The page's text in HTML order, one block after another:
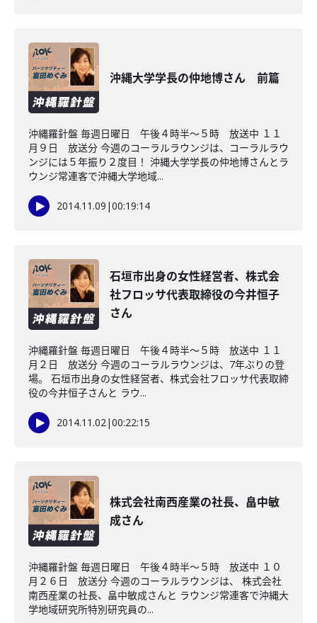
沖縄大学学長の仲地博さん 前篇
沖縄羅針盤 毎週日曜日 午後４時半～５時 放送中 １１
月９日 放送分 今週のコーラルラウンジは、コーラルラウ
ンジには５年振り２度目！ 沖縄大学学長の仲地博さんとラ
ウンジ常連客で沖縄大学地域...
2014.11.09 |00:19:14
石垣市出身の女性経営者、株式会
社フロッサ代表取締役の今井恒子
さん
沖縄羅針盤 毎週日曜日 午後４時半～５時 放送中 １１
月２日 放送分 今週のコーラルラウンジは、7年ぶりの登
場。 石垣市出身の女性経営者、株式会社フロッサ代表取締
役の今井恒子さんと ラウ...
2014.11.02|00:22:15
株式会社南西産業の社長、畠中敏
成さん
沖縄羅針盤 毎週日曜日 午後４時半～５時 放送中 １０
月２６日 放送分 今週のコーラルラウンジは、 株式会社
南西産業の社長、畠中敏成さんと ラウンジ常連客で沖縄大
学地域研究所特別研究員の...